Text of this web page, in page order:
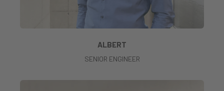
ALBERT
SENIOR ENGINEER